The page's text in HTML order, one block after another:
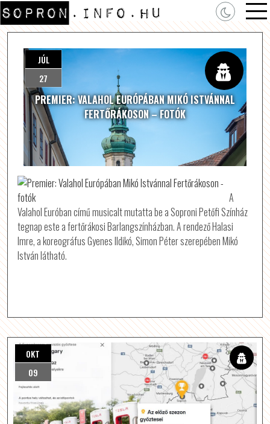
PREMIER: VALAHOL EURÓPÁBAN MIKÓ ISTVÁNNAL
FERTŐRÁKOSON – FOTÓK
JÚL
27
A
Valahol Euróban című musicalt mutatta be a Soproni Petőfi Színház
tegnap este a fertőrákosi Barlangszínházban. A rendező Halasi
Imre, a koreográfus Gyenes Ildikó, Simon Péter szerepében Mikó
István látható.
OKT
09